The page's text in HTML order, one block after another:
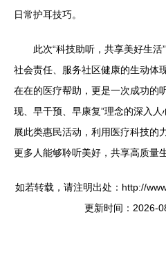
日常护耳技巧。
此次“科技助听，共享美好生
社会责任、服务社区健康的生动体
在在的医疗帮助，更是一次成功的
现、早干预、早康复”理念的深入
展此类惠民活动，利用医疗科技的
更多人能够聆听美好，共享高质量生
如若转载，请注明出处：http://
更新时间：2026-